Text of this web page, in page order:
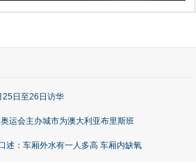
25日至26日访华
运会主办城市为澳大利亚布里斯班
述：车厢外水有一人多高 车厢内缺氧